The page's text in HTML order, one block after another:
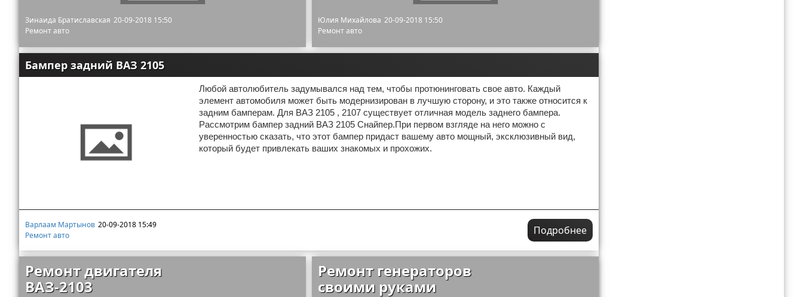
Зинаида Братиславская 20-09-2018 15:50
Ремонт авто
Юлия Михайлова 20-09-2018 15:50
Ремонт авто
Бампер задний ВАЗ 2105
Любой автолюбитель задумывался над тем, чтобы протюнинговать свое авто. Каждый
элемент автомобиля может быть модернизирован в лучшую сторону, и это также относится к
задним бамперам. Для ВАЗ 2105 , 2107 существует отличная модель заднего бампера.
Рассмотрим бампер задний ВАЗ 2105 Снайпер.При первом взгляде на него можно с
уверенностью сказать, что этот бампер придаст вашему авто мощный, эксклюзивный вид,
который будет привлекать ваших знакомых и прохожих.
Варлаам Мартынов 20-09-2018 15:49
Ремонт авто
Подробнее
Ремонт двигателя
ВАЗ-2103
Ремонт генераторов
своими руками